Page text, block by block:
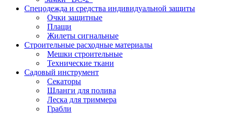
Спецодежда и средства индивидуальной защиты
Очки защитные
Плащи
Жилеты сигнальные
Строительные расходные материалы
Мешки строительные
Технические ткани
Садовый инструмент
Секаторы
Шланги для полива
Леска для триммера
Грабли